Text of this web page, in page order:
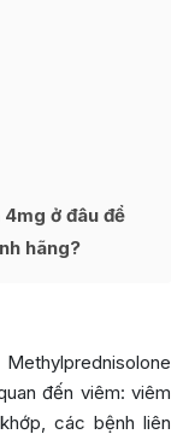
ở đâu để
hãng?
đến viêm: viêm
các bệnh liên